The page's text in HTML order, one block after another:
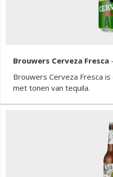
Brouwers Cerveza Fresca -
Brouwers Cerveza Fresca
met tonen van tequila.